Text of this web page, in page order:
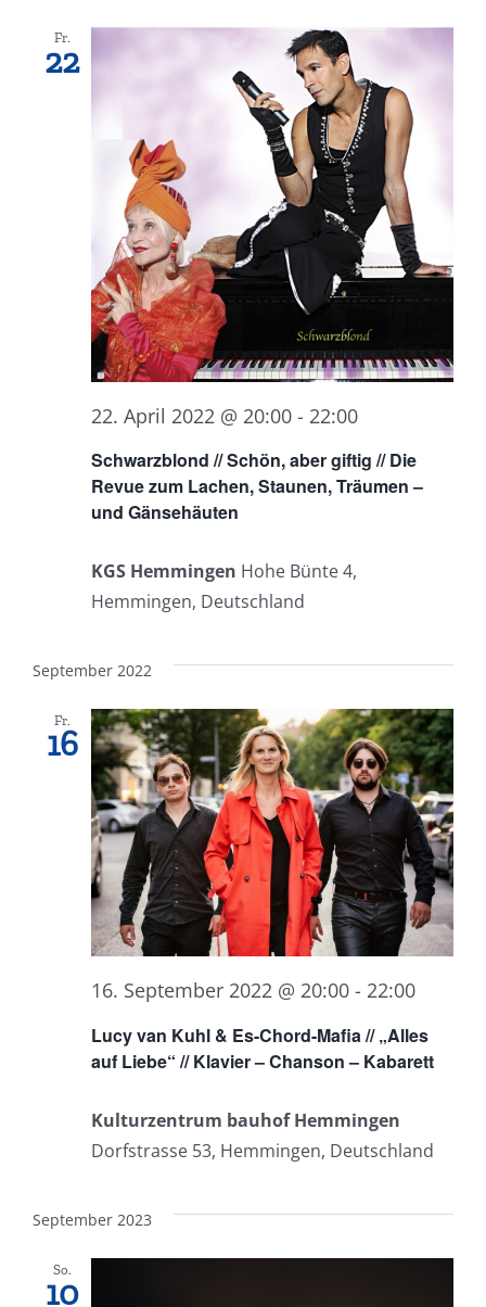
Fr.
22
Schwarzblond // Schön, aber giftig // Die
Revue zum Lachen, Staunen, Träumen –
und Gänsehäuten
22. April 2022 @ 20:00 - 22:00
KGS Hemmingen Hohe Bünte 4,
Hemmingen, Deutschland
September 2022
Fr.
16
Lucy van Kuhl & Es-Chord-Mafia // „Alles
auf Liebe“ // Klavier – Chanson – Kabarett
16. September 2022 @ 20:00 - 22:00
Kulturzentrum bauhof Hemmingen
Dorfstrasse 53, Hemmingen, Deutschland
September 2023
So.
10